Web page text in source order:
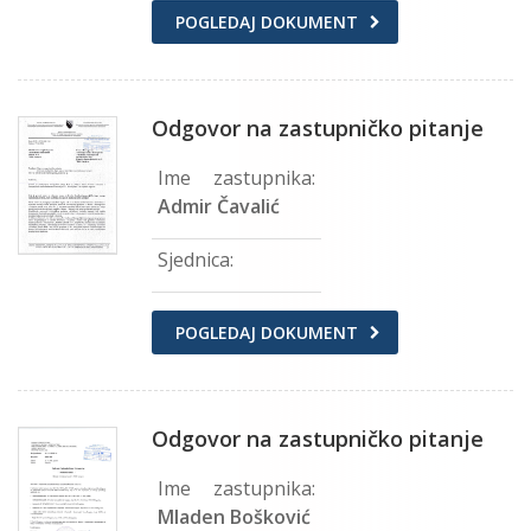
POGLEDAJ DOKUMENT
Odgovor na zastupničko pitanje
Ime zastupnika:
Admir Čavalić
Sjednica:
POGLEDAJ DOKUMENT
Odgovor na zastupničko pitanje
Ime zastupnika:
Mladen Bošković